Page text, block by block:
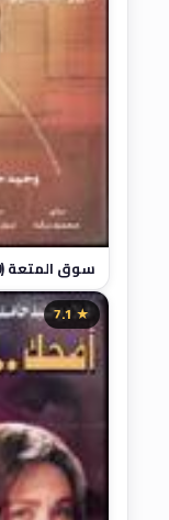
سوق المتعة (2000)
★ 7.1